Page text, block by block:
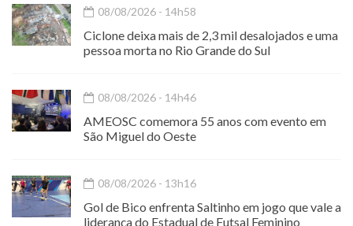
08/08/2026 - 14h58
Ciclone deixa mais de 2,3 mil desalojados e uma
pessoa morta no Rio Grande do Sul
08/08/2026 - 14h46
AMEOSC comemora 55 anos com evento em
São Miguel do Oeste
08/08/2026 - 13h16
Gol de Bico enfrenta Saltinho em jogo que vale a
liderança do Estadual de Futsal Feminino